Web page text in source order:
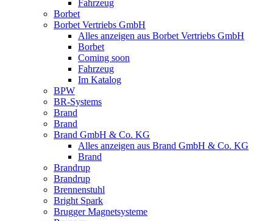
Fahrzeug
Borbet
Borbet Vertriebs GmbH
Alles anzeigen aus Borbet Vertriebs GmbH
Borbet
Coming soon
Fahrzeug
Im Katalog
BPW
BR-Systems
Brand
Brand
Brand GmbH & Co. KG
Alles anzeigen aus Brand GmbH & Co. KG
Brand
Brandrup
Brandrup
Brennenstuhl
Bright Spark
Brugger Magnetsysteme